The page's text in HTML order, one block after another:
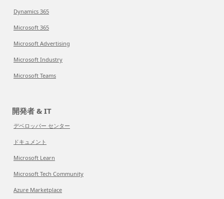
Dynamics 365
Microsoft 365
Microsoft Advertising
Microsoft Industry
Microsoft Teams
開発者 & IT
デベロッパー センター
ドキュメント
Microsoft Learn
Microsoft Tech Community
Azure Marketplace